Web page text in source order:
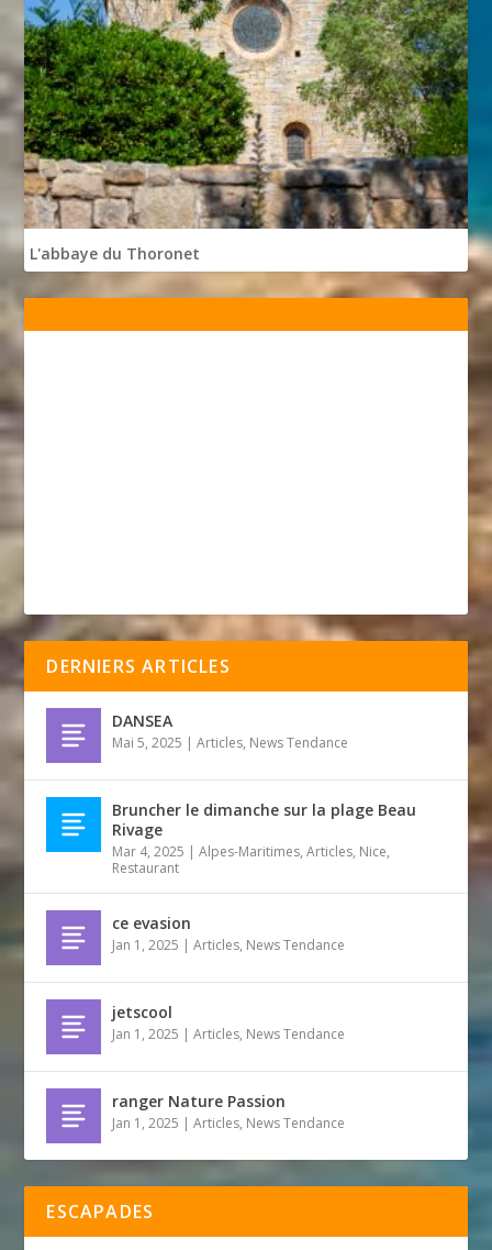
L'abbaye du Thoronet
DERNIERS ARTICLES
DANSEA
Mai 5, 2025 |Articles, News Tendance
Bruncher le dimanche sur la plage Beau
Rivage
Mar 4, 2025 |Alpes-Maritimes,Articles, Nice,
Restaurant
ce evasion
Jan 1, 2025 |Articles, News Tendance
jetscool
Jan 1, 2025 |Articles, News Tendance
ranger Nature Passion
Jan 1, 2025 |Articles, News Tendance
ESCAPADES